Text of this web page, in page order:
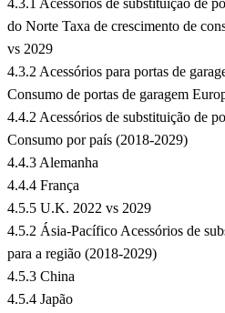
4.3.1 Acessórios de substituição de
do Norte Taxa de crescimento de
vs 2029
4.3.2 Acessórios para portas de
Consumo de portas de garagem
4.4.2 Acessórios de substituição de
Consumo por país (2018-2029)
4.4.3 Alemanha
4.4.4 França
4.5.5 U.K. 2022 vs 2029
4.5.2 Ásia-Pacífico Acessórios de
para a região (2018-2029)
4.5.3 China
4.5.4 Japão